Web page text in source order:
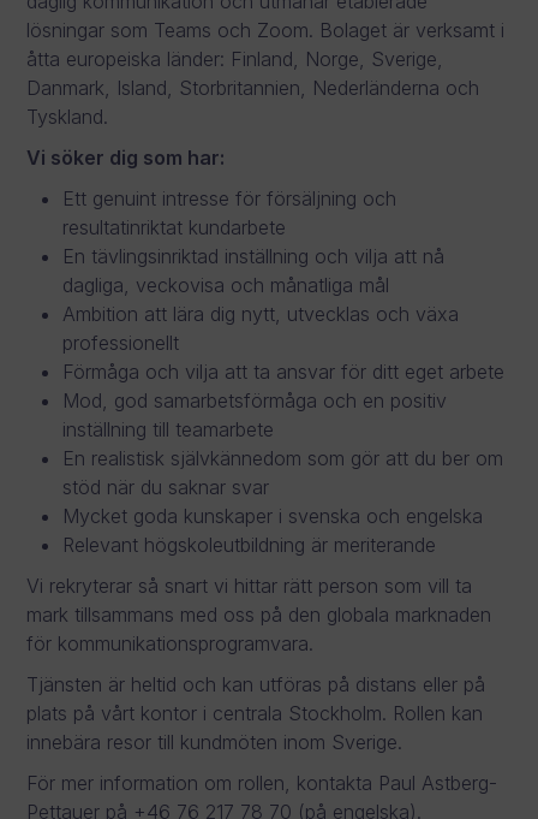
lösningar som Teams och Zoom. Bolaget är verksamt i
åtta europeiska länder: Finland, Norge, Sverige,
Danmark, Island, Storbritannien, Nederländerna och
Tyskland.
Vi söker dig som har:
Ett genuint intresse för försäljning och
resultatinriktat kundarbete
En tävlingsinriktad inställning och vilja att nå
dagliga, veckovisa och månatliga mål
Ambition att lära dig nytt, utvecklas och växa
professionellt
Förmåga och vilja att ta ansvar för ditt eget arbete
Mod, god samarbetsförmåga och en positiv
inställning till teamarbete
En realistisk självkännedom som gör att du ber om
stöd när du saknar svar
Mycket goda kunskaper i svenska och engelska
Relevant högskoleutbildning är meriterande
Vi rekryterar så snart vi hittar rätt person som vill ta
mark tillsammans med oss på den globala marknaden
för kommunikationsprogramvara.
Tjänsten är heltid och kan utföras på distans eller på
plats på vårt kontor i centrala Stockholm. Rollen kan
innebära resor till kundmöten inom Sverige.
För mer information om rollen, kontakta Paul Astberg-
Pettauer på +46 76 217 78 70 (på engelska).